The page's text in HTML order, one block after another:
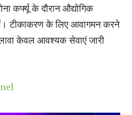
कर्फ्यू के दौरान औद्योगिक
टीकाकरण के लिए आवागमन करने
केवल आवश्यक सेवाएं जारी